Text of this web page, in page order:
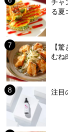
チャ
る夏
【
むね
注目